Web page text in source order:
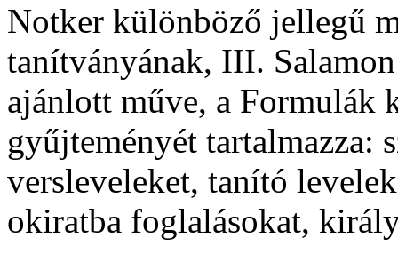
Notker különböző jellegű
tanítványának, III.
ajánlott műve, a Formulák
gyűjteményét tartalmazza:
versleveleket, tanító
okiratba foglalásokat,